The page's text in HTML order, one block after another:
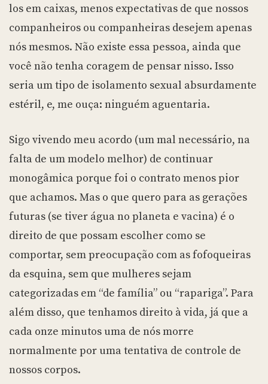
los em caixas, menos expectativas de que nossos
companheiros ou companheiras desejem apenas
nós mesmos. Não existe essa pessoa, ainda que
você não tenha coragem de pensar nisso. Isso
seria um tipo de isolamento sexual absurdamente
estéril, e, me ouça: ninguém aguentaria.
Sigo vivendo meu acordo (um mal necessário, na
falta de um modelo melhor) de continuar
monogâmica porque foi o contrato menos pior
que achamos. Mas o que quero para as gerações
futuras (se tiver água no planeta e vacina) é o
direito de que possam escolher como se
comportar, sem preocupação com as fofoqueiras
da esquina, sem que mulheres sejam
categorizadas em “de família” ou “rapariga”. Para
além disso, que tenhamos direito à vida, já que a
cada onze minutos uma de nós morre
normalmente por uma tentativa de controle de
nossos corpos.